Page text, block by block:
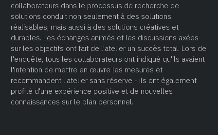
collaborateurs dans le processus de recherche de
solutions conduit non seulement à des solutions
réalisables, mais aussi à des solutions créatives et
durables. Les échanges animés et les discussions axées
sur les objectifs ont fait de l'atelier un succès total. Lors de
l'enquête, tous les collaborateurs ont indiqué qu'ils avaient
l'intention de mettre en œuvre les mesures et
recommandent l'atelier sans réserve - ils ont également
profité d'une expérience positive et de nouvelles
connaissances sur le plan personnel.